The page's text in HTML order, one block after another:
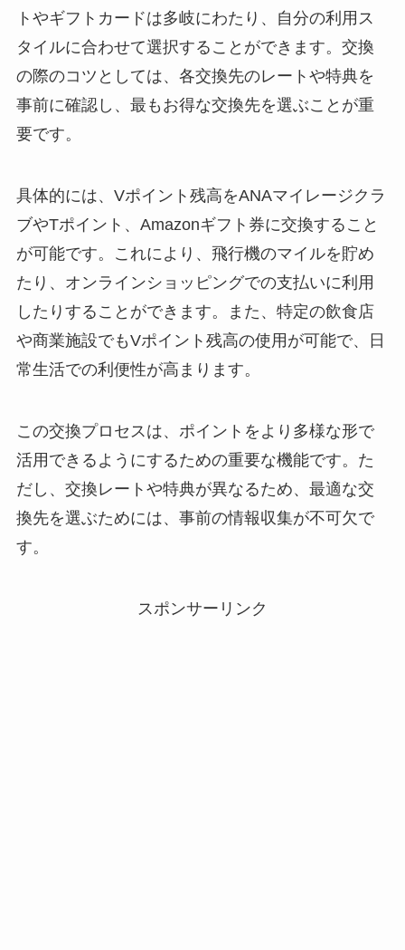
トやギフトカードは多岐にわたり、自分の利用ス
タイルに合わせて選択することができます。交換
の際のコツとしては、各交換先のレートや特典を
事前に確認し、最もお得な交換先を選ぶことが重
要です。
具体的には、Vポイント残高をANAマイレージクラ
ブやTポイント、Amazonギフト券に交換すること
が可能です。これにより、飛行機のマイルを貯め
たり、オンラインショッピングでの支払いに利用
したりすることができます。また、特定の飲食店
や商業施設でもVポイント残高の使用が可能で、日
常生活での利便性が高まります。
この交換プロセスは、ポイントをより多様な形で
活用できるようにするための重要な機能です。た
だし、交換レートや特典が異なるため、最適な交
換先を選ぶためには、事前の情報収集が不可欠で
す。
スポンサーリンク